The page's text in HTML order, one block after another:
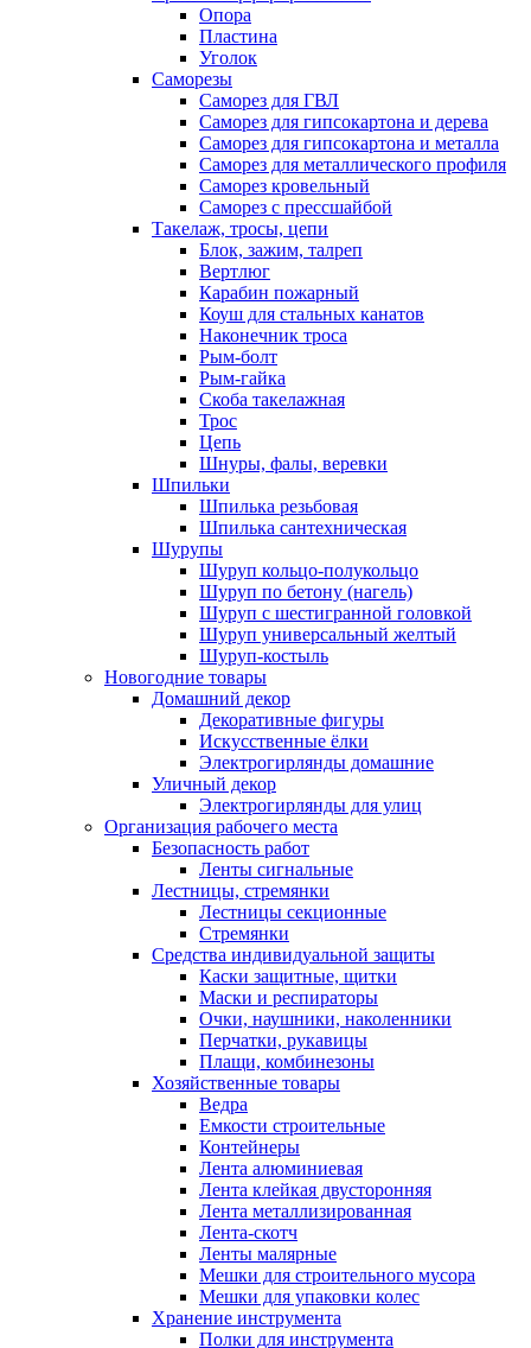
Опора
Пластина
Уголок
Саморезы
Саморез для ГВЛ
Саморез для гипсокартона и дерева
Саморез для гипсокартона и металла
Саморез для металлического профиля
Саморез кровельный
Саморез с прессшайбой
Такелаж, тросы, цепи
Блок, зажим, талреп
Вертлюг
Карабин пожарный
Коуш для стальных канатов
Наконечник троса
Рым-болт
Рым-гайка
Скоба такелажная
Трос
Цепь
Шнуры, фалы, веревки
Шпильки
Шпилька резьбовая
Шпилька сантехническая
Шурупы
Шуруп кольцо-полукольцо
Шуруп по бетону (нагель)
Шуруп с шестигранной головкой
Шуруп универсальный желтый
Шуруп-костыль
Новогодние товары
Домашний декор
Декоративные фигуры
Искусственные ёлки
Электрогирлянды домашние
Уличный декор
Электрогирлянды для улиц
Организация рабочего места
Безопасность работ
Ленты сигнальные
Лестницы, стремянки
Лестницы секционные
Стремянки
Средства индивидуальной защиты
Каски защитные, щитки
Маски и респираторы
Очки, наушники, наколенники
Перчатки, рукавицы
Плащи, комбинезоны
Хозяйственные товары
Ведра
Емкости строительные
Контейнеры
Лента алюминиевая
Лента клейкая двусторонняя
Лента металлизированная
Лента-скотч
Ленты малярные
Мешки для строительного мусора
Мешки для упаковки колес
Хранение инструмента
Полки для инструмента